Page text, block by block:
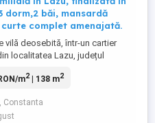
dorm,2 băi, mansardă
complet amenajată.
vilă deosebită, într-un cartier
localitatea Lazu, județul
se vinde, fiind ideală atât
în sezon estival. Este amplasată
liniștită, cu acces facil la
m2| 138 m2
Constanta